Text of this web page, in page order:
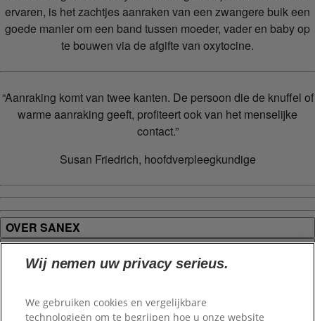
ervaren, is het zachtjes aanraken van een zwangere buik een
goede manier om een band tussen moeder, vader en baby op
te bouwen via de afgifte van oxytocine.
“Aanraking komt van twee kanten. De persoon die de knuffel of
warme aanraking geeft, profiteert ook van het menselijke
contact.”
Susan Friedrich, hoofdverpleegkundige
OVER SANEX
PRODUCTEN
LEGAL AND CONTACT
Maak verbinding
Wij nemen uw privacy serieus.
We gebruiken cookies en vergelijkbare
technologieën om te begrijpen hoe u onze website